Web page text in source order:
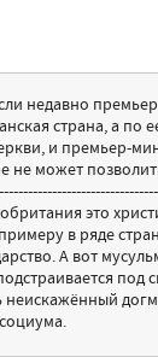
недавно
страна, а по
и премьер-
не может
это
в ряде
А вот
неискажённый